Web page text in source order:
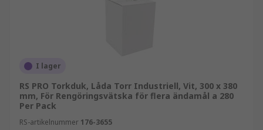
I lager
RS PRO Torkduk, Låda Torr Industriell, Vit, 300 x 380
mm, För Rengöringsvätska för flera ändamål a 280
Per Pack
RS-artikelnummer 176-3655